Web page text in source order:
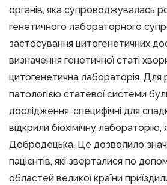
органів, яка супроводжувалась
генетичного лабораторного
застосування цитогенетичних
визначення генетичної статі
цитогенетична лабораторія. Для
патологією статевої системи були
дослідження, специфічні для
відкрили біохімічну
Добродецька. Це дозволило
пацієнтів, які зверталися по
областей великої країни